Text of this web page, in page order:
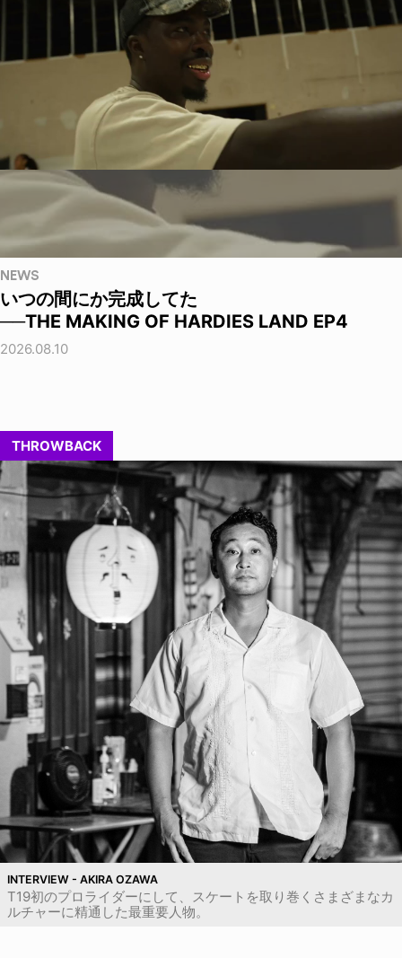
NEWS
いつの間にか完成してた
──THE MAKING OF HARDIES LAND EP4
2026.08.10
THROWBACK
INTERVIEW - AKIRA OZAWA
T19初のプロライダーにして、スケートを取り巻くさまざまなカ
ルチャーに精通した最重要人物。